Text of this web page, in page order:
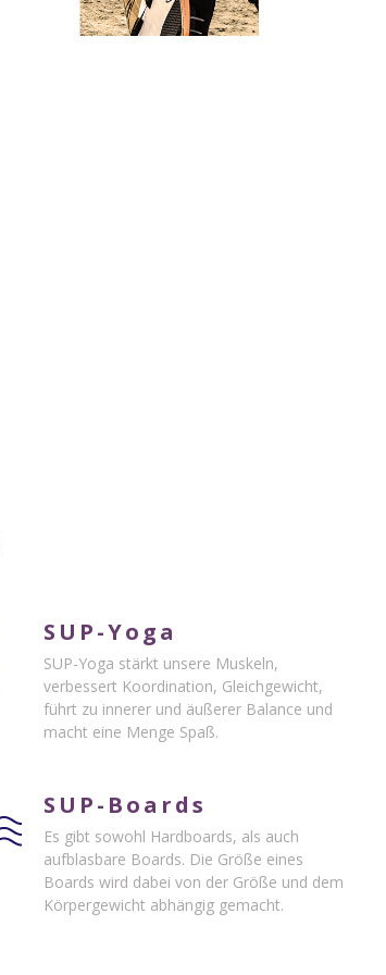
SUP-Yoga
SUP-Yoga stärkt unsere Muskeln,
verbessert Koordination, Gleichgewicht,
führt zu innerer und äußerer Balance und
macht eine Menge Spaß.
SUP-Boards
Es gibt sowohl Hardboards, als auch
aufblasbare Boards. Die Größe eines
Boards wird dabei von der Größe und dem
Körpergewicht abhängig gemacht.